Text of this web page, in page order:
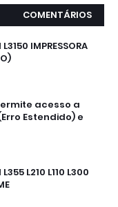
COMENTÁRIOS
IMPRESSORA
acesso a
Estendido) e
L355 L210 L110 L300